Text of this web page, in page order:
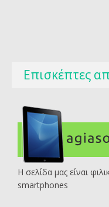
Επισκέπτες
Η σελίδα μας είναι
smartphones